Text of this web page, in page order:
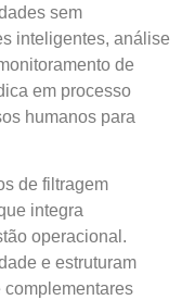
sem
inteligentes, análise
de
em processo
humanos para
de filtragem
integra
operacional.
e estruturam